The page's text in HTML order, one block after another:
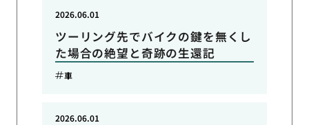
ツーリング先でバイクの鍵を無くし
た場合の絶望と奇跡の生還記
2026.06.01
車
2026.06.01